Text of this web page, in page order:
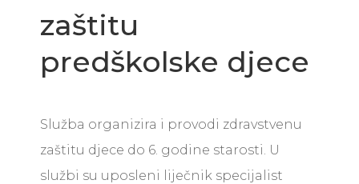
zaštitu
predškolske djece
Služba organizira i provodi zdravstvenu
zaštitu djece do 6. godine starosti. U
službi su uposleni liječnik specijalist